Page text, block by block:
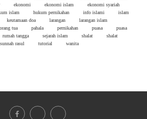
ekonomi ekonomi islam
ekonomi syariah
islam hukum pernikahan info islami
islam
keutamaan doa larangan
larangan islam
orang tua pahala pernikahan puasa
puasa
rumah tangga sejarah islam shalat
shalat
sunnah rasul tutorial wanita